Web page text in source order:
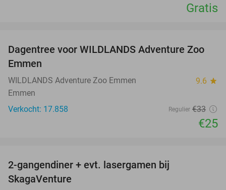
Gratis
24%
Dagentree voor WILDLANDS Adventure Zoo
Emmen
WILDLANDS Adventure Zoo Emmen 9.6 star
Emmen
Verkocht: 17.858
Regulier €33
€25
2-gangendiner + evt. lasergamen bij
SkagaVenture